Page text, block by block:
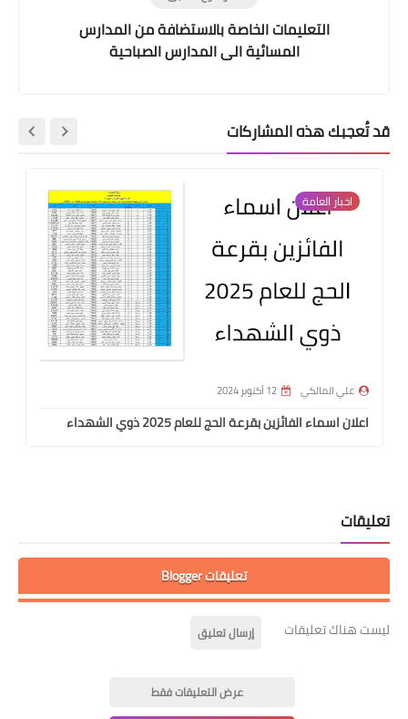
التعليمات الخاصة بالاستضافة من المدارس
المسائية الى المدارس الصباحية
قد تُعجبك هذه المشاركات
اخبار العامة
علي المالكي 12 أكتوبر 2024
اعلان اسماء الفائزين بقرعة الحج للعام 2025 ذوي الشهداء
تعليقات
تعليقات Blogger
ليست هناك تعليقات إرسال تعليق
عرض التعليقات فقط